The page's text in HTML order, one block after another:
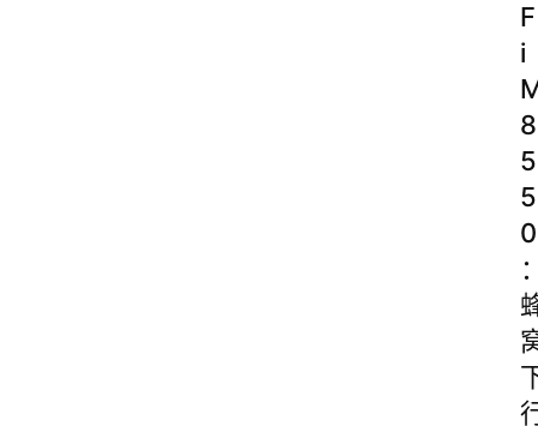
F
i
8
5
5
0